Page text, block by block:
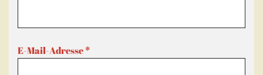
E-Mail-Adresse*